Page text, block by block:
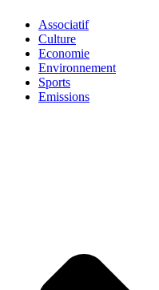
Associatif
Culture
Economie
Environnement
Sports
Emissions